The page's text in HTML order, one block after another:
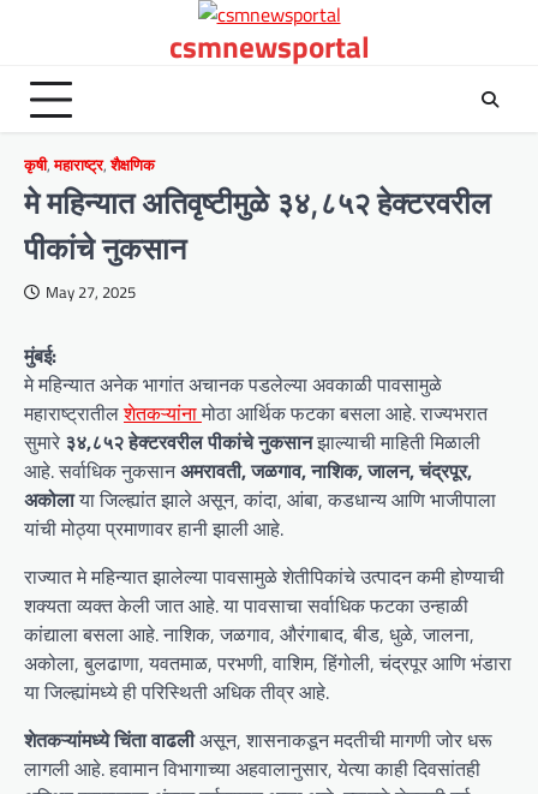
csmnewsportal
कृषी,महाराष्ट्र,शैक्षणिक
मे महिन्यात अतिवृष्टीमुळे ३४,८५२ हेक्टरवरील
पीकांचे नुकसान
May 27, 2025
मुंबई:
मे महिन्यात अनेक भागांत अचानक पडलेल्या अवकाळी पावसामुळे
महाराष्ट्रातीलशेतकऱ्यांनामोठा आर्थिक फटका बसला आहे. राज्यभरात
सुमारे ३४,८५२ हेक्टरवरील पीकांचे नुकसानझाल्याची माहिती मिळाली
आहे. सर्वाधिक नुकसानअमरावती, जळगाव, नाशिक, जालन, चंद्रपूर,
अकोलाया जिल्ह्यांत झाले असून, कांदा, आंबा, कडधान्य आणि भाजीपाला
यांची मोठ्या प्रमाणावर हानी झाली आहे.
राज्यात मे महिन्यात झालेल्या पावसामुळे शेतीपिकांचे उत्पादन कमी होण्याची
शक्यता व्यक्त केली जात आहे. या पावसाचा सर्वाधिक फटका उन्हाळी
कांद्याला बसला आहे. नाशिक, जळगाव, औरंगाबाद, बीड, धुळे, जालना,
अकोला, बुलढाणा, यवतमाळ, परभणी, वाशिम, हिंगोली, चंद्रपूर आणि भंडारा
या जिल्ह्यांमध्ये ही परिस्थिती अधिक तीव्र आहे.
शेतकऱ्यांमध्ये चिंता वाढलीअसून, शासनाकडून मदतीची मागणी जोर धरू
लागली आहे. हवामान विभागाच्या अहवालानुसार, येत्या काही दिवसांतही